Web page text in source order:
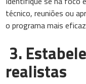
técnico, reuniões ou
o programa mais
3.
realistas